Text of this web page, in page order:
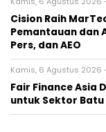
Cision Raih
Pemantauan dan
Pers, dan AEO
Kamis, 6 Agustus 2026
Fair Finance Asia
untuk Sektor Batu